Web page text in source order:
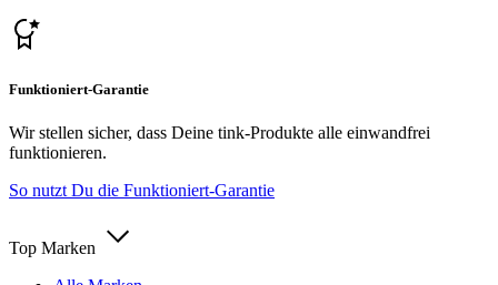
Funktioniert-Garantie
Wir stellen sicher, dass Deine tink-Produkte alle einwandfrei
funktionieren.
So nutzt Du die Funktioniert-Garantie
Top Marken